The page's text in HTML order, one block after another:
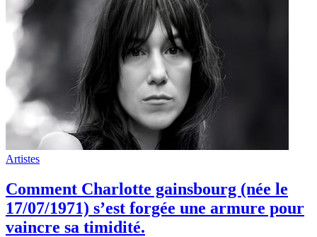
Artistes
Comment Charlotte gainsbourg (née le
17/07/1971) s’est forgée une armure pour
vaincre sa timidité.